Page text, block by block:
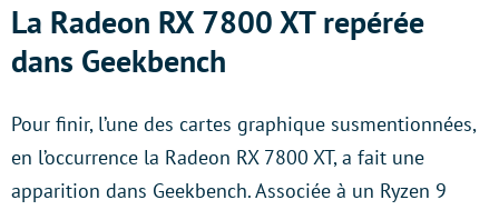
La Radeon RX 7800 XT repérée
dans Geekbench
Pour finir, l’une des cartes graphique susmentionnées,
en l’occurrence la Radeon RX 7800 XT, a fait une
apparition dans Geekbench. Associée à un Ryzen 9